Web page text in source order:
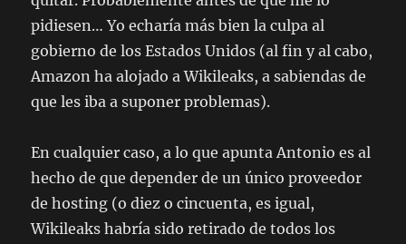
pidiesen… Yo echaría más bien la culpa al
gobierno de los Estados Unidos (al fin y al cabo,
Amazon ha alojado a Wikileaks, a sabiendas de
que les iba a suponer problemas).
En cualquier caso, a lo que apunta Antonio es al
hecho de que depender de un único proveedor
de hosting (o diez o cincuenta, es igual,
Wikileaks habría sido retirado de todos los